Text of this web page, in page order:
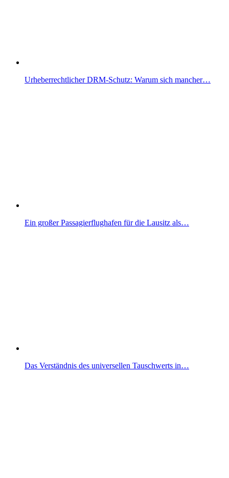
Urheberrechtlicher DRM-Schutz: Warum sich mancher…
Ein großer Passagierflughafen für die Lausitz als…
Das Verständnis des universellen Tauschwerts in…